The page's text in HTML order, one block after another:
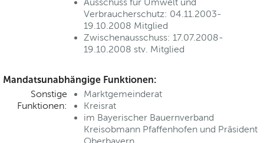
Ausschuss für Umwelt und
Verbraucherschutz: 04.11.2003-
19.10.2008 Mitglied
Zwischenausschuss: 17.07.2008-
19.10.2008 stv. Mitglied
Mandatsunabhängige Funktionen:
Sonstige
Funktionen:
Marktgemeinderat
Kreisrat
im Bayerischer Bauernverband
Kreisobmann Pfaffenhofen und Präsident
Oberbayern